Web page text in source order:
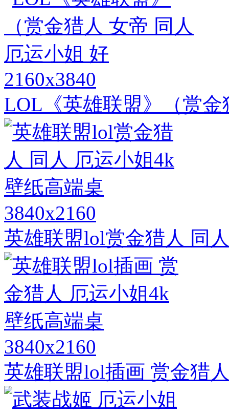
2160x3840
LOL《英雄联盟》（赏
3840x2160
英雄联盟lol赏金猎人 同
3840x2160
英雄联盟lol插画 赏金猎